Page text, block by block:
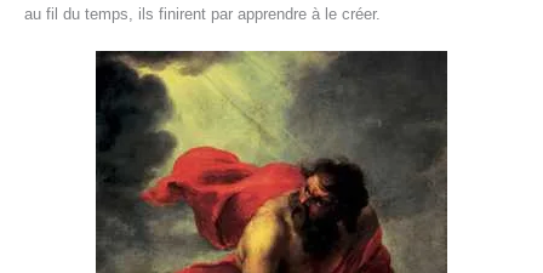
au fil du temps, ils finirent par apprendre à le créer.